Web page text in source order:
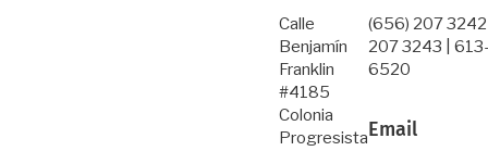
Calle
Benjamín
Franklin
#4185
Colonia
Progresista
(656) 207
207 3243 |
6520
Email